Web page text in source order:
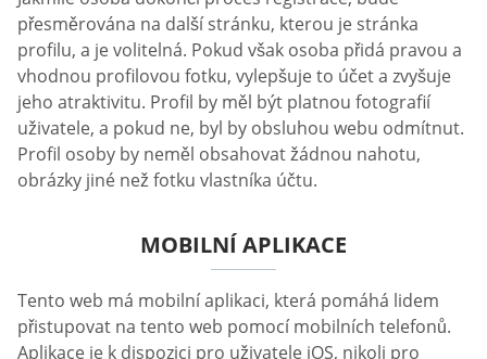
přesměrována na další stránku, kterou je stránka
profilu, a je volitelná. Pokud však osoba přidá pravou a
vhodnou profilovou fotku, vylepšuje to účet a zvyšuje
jeho atraktivitu. Profil by měl být platnou fotografií
uživatele, a pokud ne, byl by obsluhou webu odmítnut.
Profil osoby by neměl obsahovat žádnou nahotu,
obrázky jiné než fotku vlastníka účtu.
MOBILNÍ APLIKACE
Tento web má mobilní aplikaci, která pomáhá lidem
přistupovat na tento web pomocí mobilních telefonů.
Aplikace je k dispozici pro uživatele iOS, nikoli pro